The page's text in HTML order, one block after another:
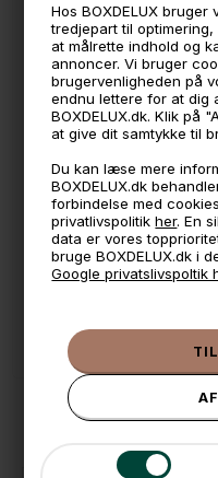
Hos BOXDELUX
tredjepart til
at målrette indhold og
annoncer. Vi bruger
brugervenligheden på
endnu lettere for at dig
BOXDELUX.dk. Klik på
at give dit samtykke til
Du kan læse mere
BOXDELUX.dk
forbindelse med
privatlivspolitikher. En
data er vores
bruge BOXDELUX.dk i
Google privatslivspoltik
14 cm. høj
*Miljøbillederne viser
🕚 Bestil inden 11 & vi
🌟 4,9 med over 1200
📦 Fragtfri v. køb over
💳 Betal med
Kundeservice